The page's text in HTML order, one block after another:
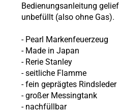
Bedienungsanleitung
unbefüllt (also ohne Gas).
- Pearl Markenfeuerzeug
- Made in Japan
- Rerie Stanley
- seitliche Flamme
- fein geprägtes Rindsleder
- großer Messingtank
- nachfüllbar